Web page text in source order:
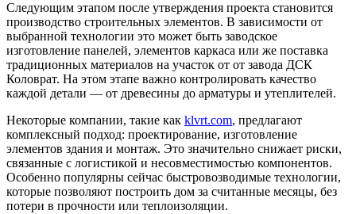
Следующим этапом после утверждения проекта становится
производство строительных элементов. В зависимости от
выбранной технологии это может быть заводское
изготовление панелей, элементов каркаса или же поставка
традиционных материалов на участок от от завода ДСК
Коловрат. На этом этапе важно контролировать качество
каждой детали — от древесины до арматуры и утеплителей.
Некоторые компании, такие как klvrt.com, предлагают
комплексный подход: проектирование, изготовление
элементов здания и монтаж. Это значительно снижает риски,
связанные с логистикой и несовместимостью компонентов.
Особенно популярны сейчас быстровозводимые технологии,
которые позволяют построить дом за считанные месяцы, без
потери в прочности или теплоизоляции.